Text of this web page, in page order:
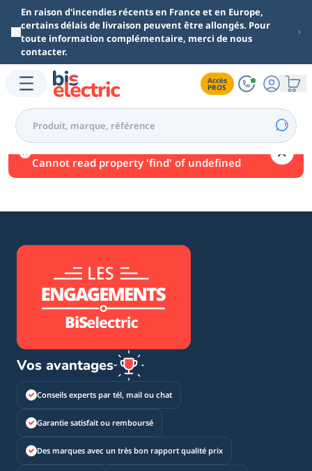
Aller au contenu principal
En raison d'incendies récents en France et en Europe,
certains délais de livraison peuvent être allongés. Pour
toute information complémentaire, merci de nous
contacter.
Accès
PROS
Une erreur est survenue.
Cannot read property 'find' of undefined
Vos avantages
Conseils experts par tél, mail ou chat
Garantie satisfait ou remboursé
Des marques avec un très bon rapport qualité prix